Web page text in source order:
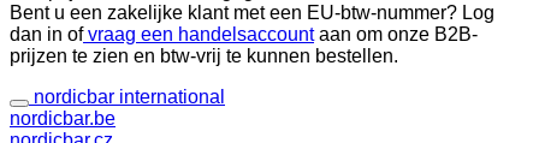
Bent u een zakelijke klant met een EU-btw-nummer? Log
dan in ofvraag een handelsaccountaan om onze B2B-
prijzen te zien en btw-vrij te kunnen bestellen.
nordicbar international
nordicbar.be